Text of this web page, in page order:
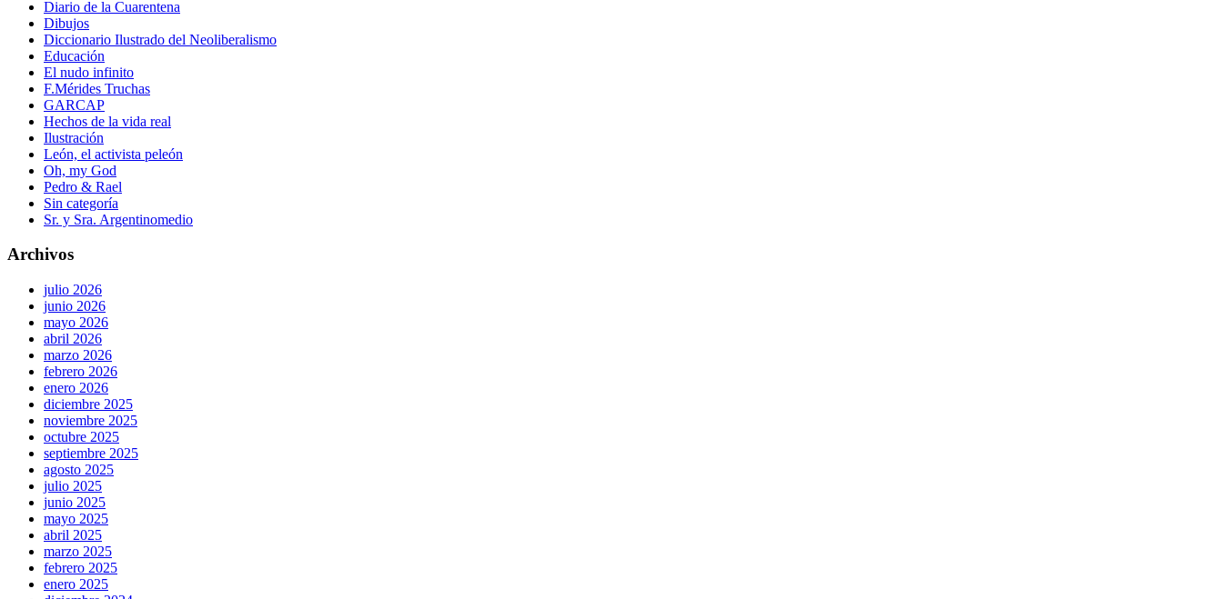
Diario de la Cuarentena
Dibujos
Diccionario Ilustrado del Neoliberalismo
Educación
El nudo infinito
F.Mérides Truchas
GARCAP
Hechos de la vida real
Ilustración
León, el activista peleón
Oh, my God
Pedro & Rael
Sin categoría
Sr. y Sra. Argentinomedio
Archivos
julio 2026
junio 2026
mayo 2026
abril 2026
marzo 2026
febrero 2026
enero 2026
diciembre 2025
noviembre 2025
octubre 2025
septiembre 2025
agosto 2025
julio 2025
junio 2025
mayo 2025
abril 2025
marzo 2025
febrero 2025
enero 2025